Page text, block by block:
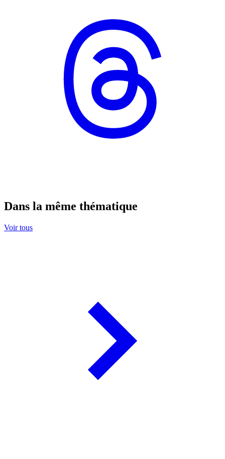
Dans la même thématique
Voir tous